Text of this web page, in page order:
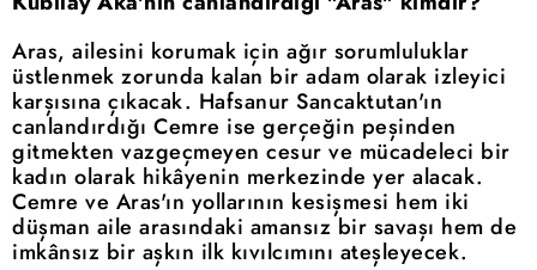
Aras, ailesini korumak için ağır sorumluluklar
üstlenmek zorunda kalan bir adam olarak izleyici
karşısına çıkacak. Hafsanur Sancaktutan'ın
canlandırdığı Cemre ise gerçeğin peşinden
gitmekten vazgeçmeyen cesur ve mücadeleci bir
kadın olarak hikâyenin merkezinde yer alacak.
Cemre ve Aras'ın yollarının kesişmesi hem iki
düşman aile arasındaki amansız bir savaşı hem de
imkânsız bir aşkın ilk kıvılcımını ateşleyecek.